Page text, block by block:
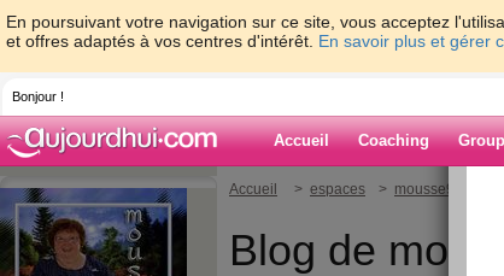
En poursuivant votre navigation sur ce site, vous acceptez
et offres adaptés à vos centres d'intérêt. En savoir plus et gérer
Bonjour !
Accueil Coaching
Accueil > espaces > mousse9
Blog de